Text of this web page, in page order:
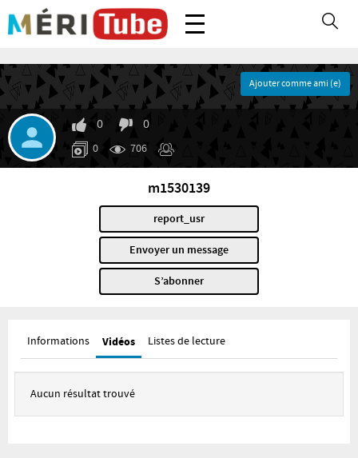
0 0
0 706
Ajouter comme ami (e)
m1530139
report_usr
Envoyer un message
S’abonner
Informations Vidéos Listes de lecture
Aucun résultat trouvé